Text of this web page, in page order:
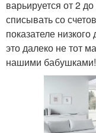
варьируется от 2
списывать со
показателе
это далеко не тот
нашими бабушками!